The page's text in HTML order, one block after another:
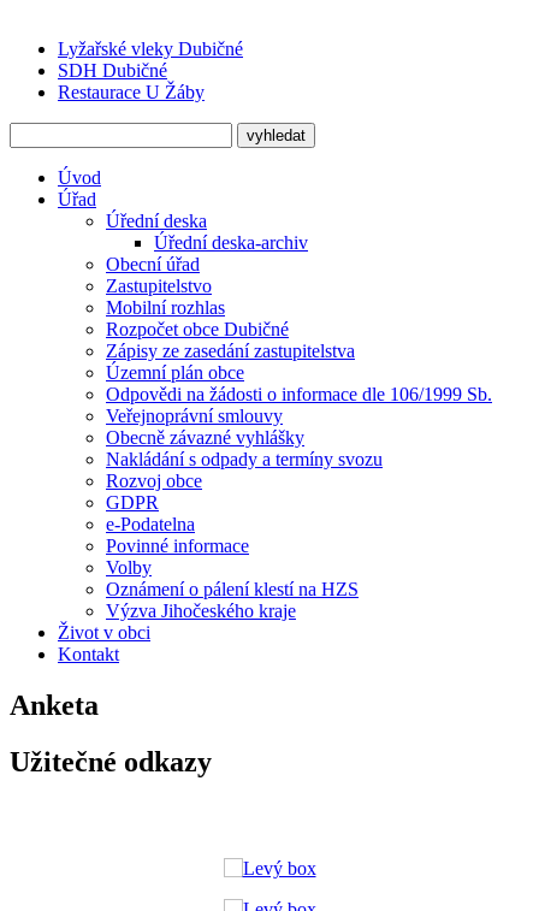
Lyžařské vleky Dubičné
SDH Dubičné
Restaurace U Žáby
Úvod
Úřad
Úřední deska
Úřední deska-archiv
Obecní úřad
Zastupitelstvo
Mobilní rozhlas
Rozpočet obce Dubičné
Zápisy ze zasedání zastupitelstva
Územní plán obce
Odpovědi na žádosti o informace dle 106/1999 Sb.
Veřejnoprávní smlouvy
Obecně závazné vyhlášky
Nakládání s odpady a termíny svozu
Rozvoj obce
GDPR
e-Podatelna
Povinné informace
Volby
Oznámení o pálení klestí na HZS
Výzva Jihočeského kraje
Život v obci
Kontakt
Anketa
Užitečné odkazy